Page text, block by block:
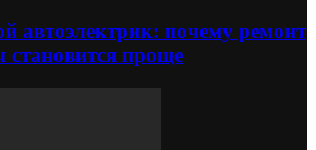
автоэлектрик: почему ремонт
проще